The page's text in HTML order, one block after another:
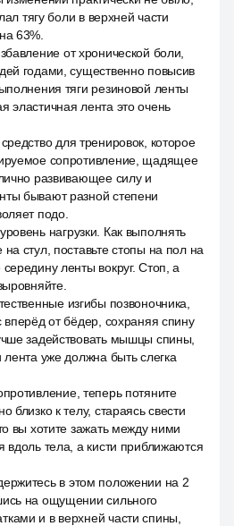
тягу боли в верхней части
63%.
от хронической боли,
годами, существенно повысив
тяги резиновой ленты
эластичная лента это очень
для тренировок, которое
сопротивление, щадящее
развивающее силу и
бывают разной степени
подо.
нагрузки. Как выполнять
стул, поставьте стопы на пол на
ленты вокруг. Стоп, а
изгибы позвоночника,
вперёд от бёдер, сохраняя спину
задействовать мышцы спины,
уже должна быть слегка
теперь потяните
близко к телу, стараясь свести
вы хотите зажать между ними
вдоль тела, а кисти приближаются
в этом положении на 2
на ощущении сильного
и в верхней части спины,